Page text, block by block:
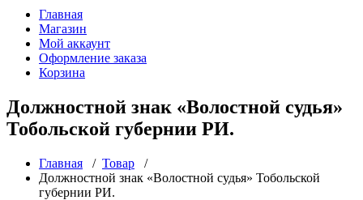
Главная
Магазин
Мой аккаунт
Оформление заказа
Корзина
Должностной знак «Волостной судья»
Тобольской губернии РИ.
Главная / Товар /
Должностной знак «Волостной судья» Тобольской
губернии РИ.